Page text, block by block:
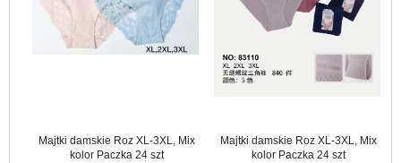
Majtki damskie Roz XL-3XL, Mix
kolor Paczka 24 szt
Majtki damskie Roz XL-3XL, Mix
kolor Paczka 24 szt